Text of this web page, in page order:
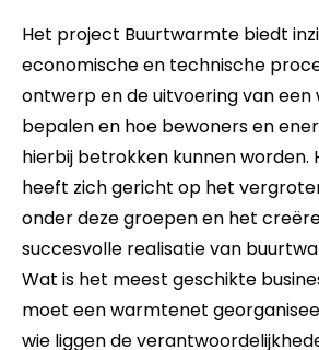
Het project Buurtwarmte biedt
economische en technische
ontwerp en de uitvoering van
bepalen en hoe bewoners en
hierbij betrokken kunnen worden.
heeft zich gericht op het
onder deze groepen en het
succesvolle realisatie van
Wat is het meest geschikte
moet een warmtenet
wie liggen de